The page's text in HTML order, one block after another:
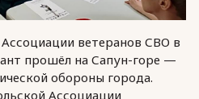
ветеранов СВО в
прошёл на Сапун-горе —
обороны города.
Ассоциации